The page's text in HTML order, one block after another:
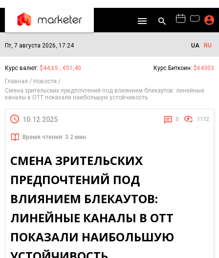
Пт, 7 августа 2026, 17:24 UA RU
Курс валют: $44,65 , €51,40 Курс Биткоин: $64303
Главная
Новости
Смена зрительских предпочтений под влиянием блекаутов: линейные
каналы в ОТТ показали наибольшую устойчивость
10.12.2025 0 1172
Время чтения: 3.2 мин.
СМЕНА ЗРИТЕЛЬСКИХ
ПРЕДПОЧТЕНИЙ ПОД
ВЛИЯНИЕМ БЛЕКАУТОВ:
ЛИНЕЙНЫЕ КАНАЛЫ В ОТТ
ПОКАЗАЛИ НАИБОЛЬШУЮ